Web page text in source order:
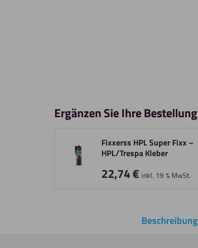
Ergänzen Sie Ihre Bestellung
Fixxerss HPL Super Fixx –
HPL/Trespa Kleber
22,74€ inkl. 19 % MwSt.
Beschreibung